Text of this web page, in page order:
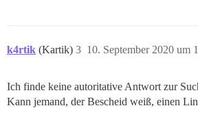
k4rtik (Kartik) 10. September 2020 um
3
Ich finde keine autoritative Antwort zur
Kann jemand, der Bescheid weiß, einen